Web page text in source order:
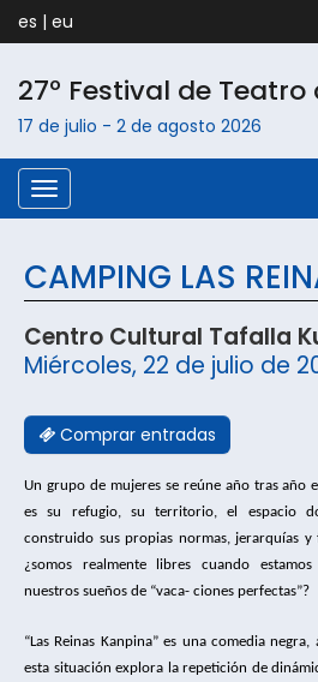
es | eu
27º Festival de Teatro
17 de julio - 2 de agosto 2026
Menú
CAMPING LAS
Centro Cultural Tafalla
Miércoles, 22 de julio de
Comprar entradas
Un grupo de mujeres se reúne año tras año
es su refugio, su territorio, el espacio
construido sus propias normas, jerarquías y
¿somos realmente libres cuando
nuestros sueños de “vaca- ciones perfectas”?
“Las Reinas Kanpina” es una comedia negra,
esta situación explora la repetición de